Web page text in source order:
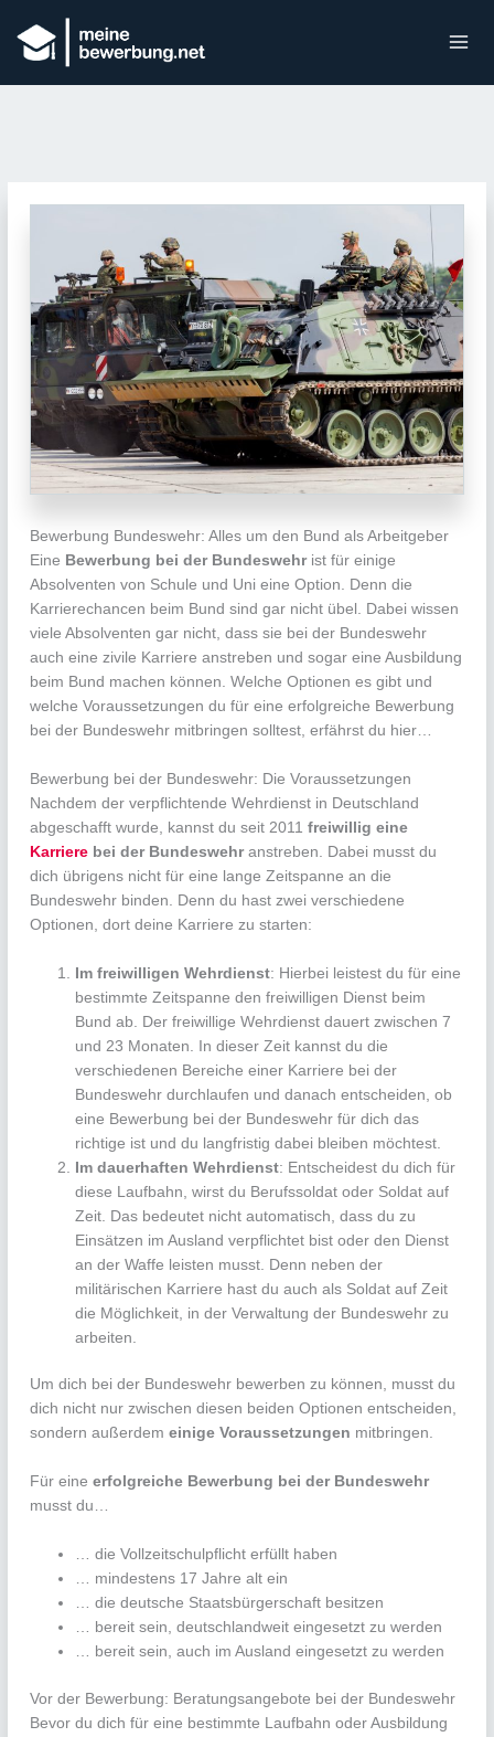
Bewerbung Bundeswehr: Alles um den Bund als Arbeitgeber
Eine Bewerbung bei der Bundeswehrist für einige
Absolventen von Schule und Uni eine Option. Denn die
Karrierechancen beim Bund sind gar nicht übel. Dabei wissen
viele Absolventen gar nicht, dass sie bei der Bundeswehr
auch eine zivile Karriere anstreben und sogar eine Ausbildung
beim Bund machen können. Welche Optionen es gibt und
welche Voraussetzungen du für eine erfolgreiche Bewerbung
bei der Bundeswehr mitbringen solltest, erfährst du hier…
Bewerbung bei der Bundeswehr: Die Voraussetzungen
Nachdem der verpflichtende Wehrdienst in Deutschland
abgeschafft wurde, kannst du seit 2011freiwillig eine
Karriere bei der Bundeswehranstreben. Dabei musst du
dich übrigens nicht für eine lange Zeitspanne an die
Bundeswehr binden. Denn du hast zwei verschiedene
Optionen, dort deine Karriere zu starten:
Im freiwilligen Wehrdienst: Hierbei leistest du für eine
bestimmte Zeitspanne den freiwilligen Dienst beim
Bund ab. Der freiwillige Wehrdienst dauert zwischen 7
und 23 Monaten. In dieser Zeit kannst du die
verschiedenen Bereiche einer Karriere bei der
Bundeswehr durchlaufen und danach entscheiden, ob
eine Bewerbung bei der Bundeswehr für dich das
richtige ist und du langfristig dabei bleiben möchtest.
Im dauerhaften Wehrdienst: Entscheidest du dich für
diese Laufbahn, wirst du Berufssoldat oder Soldat auf
Zeit. Das bedeutet nicht automatisch, dass du zu
Einsätzen im Ausland verpflichtet bist oder den Dienst
an der Waffe leisten musst. Denn neben der
militärischen Karriere hast du auch als Soldat auf Zeit
die Möglichkeit, in der Verwaltung der Bundeswehr zu
arbeiten.
Um dich bei der Bundeswehr bewerben zu können, musst du
dich nicht nur zwischen diesen beiden Optionen entscheiden,
sondern außerdemeinige Voraussetzungen mitbringen.
Für eineerfolgreiche Bewerbung bei der Bundeswehr
musst du…
… die Vollzeitschulpflicht erfüllt haben
… mindestens 17 Jahre alt ein
… die deutsche Staatsbürgerschaft besitzen
… bereit sein, deutschlandweit eingesetzt zu werden
… bereit sein, auch im Ausland eingesetzt zu werden
Vor der Bewerbung: Beratungsangebote bei der Bundeswehr
Bevor du dich für eine bestimmte Laufbahn oder Ausbildung